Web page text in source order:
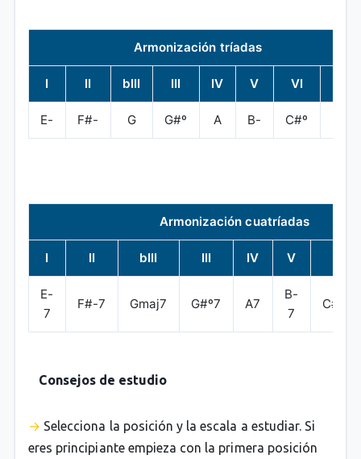
Armonización tríadas
I II bIII III IV V VI
E- F#- G G#º A B- C#º
Armonización cuatríadas
I II bIII III IV V
E-
7
F#-7 Gmaj7 G#º7 A7
B-
7
C#-
Consejos de estudio
Selecciona la posición y la escala a estudiar. Si
eres principiante empieza con la primera posición